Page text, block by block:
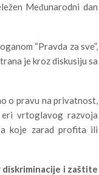
Međunarodni dan
“Pravda za sve”,
je kroz diskusiju sa
o pravu na privatnost,
eri vrtoglavog razvoja
koje zarad profita ili
diskriminacije i zaštite